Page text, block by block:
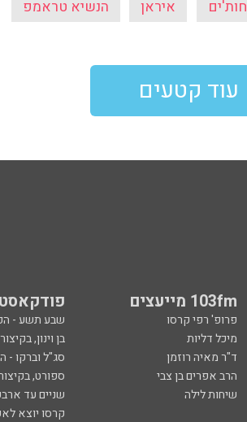
חות'ים איראן הנשיא טראמפ
עוד קטעים
103fm מייעצים
פרופ' רפי קרסו שבע תשע -
מיכל דליות בן וינון, בקיצור
ד"ר מאיה רוזמן סג"ל וברקו -
הרב אפרים בן צבי ספורט,
שיחות לילה שניים עד
קרסו יוצא